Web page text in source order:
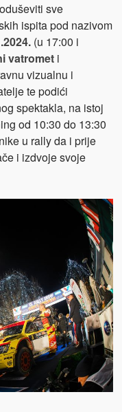
sve
ispita pod nazivom
(u 17:00 i
vatrometi
vizualnu i
te podići
spektakla, na istoj
od 10:30 do 13:30
u rally da i prije
i izdvoje svoje